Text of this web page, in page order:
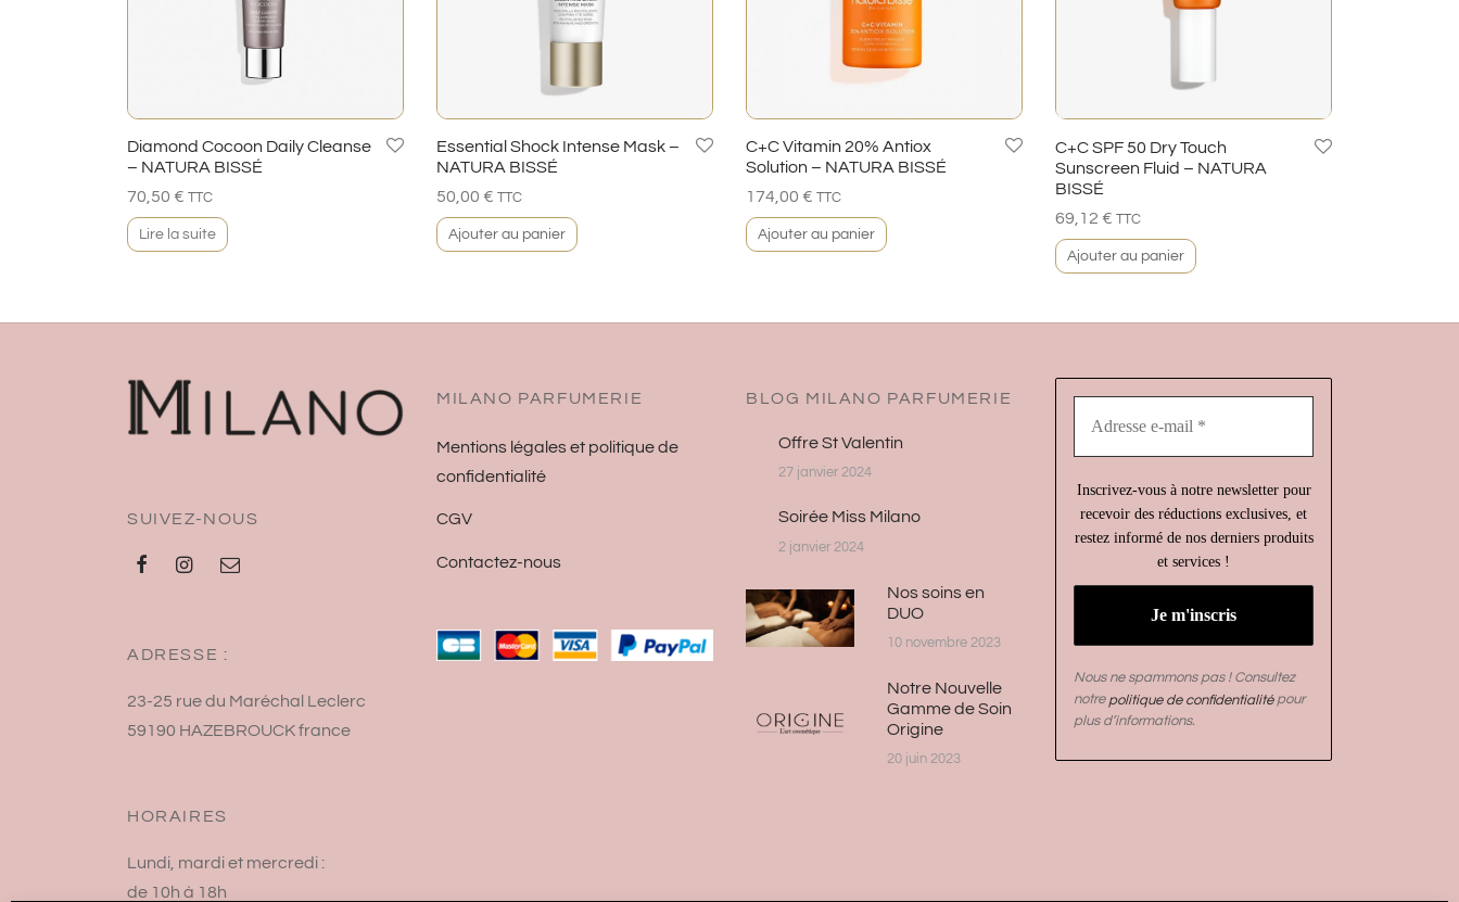
Diamond Cocoon Daily Cleanse
– NATURA BISSÉ
70,50 € TTC
Lire la suite
Essential Shock Intense Mask –
NATURA BISSÉ
50,00 € TTC
Ajouter au panier
C+C Vitamin 20% Antiox
Solution – NATURA BISSÉ
174,00 € TTC
Ajouter au panier
C+C SPF 50 Dry Touch
Sunscreen Fluid – NATURA
BISSÉ
69,12 € TTC
Ajouter au panier
SUIVEZ-NOUS
ADRESSE :
23-25 rue du Maréchal Leclerc
59190 HAZEBROUCK france
HORAIRES
Lundi, mardi et mercredi :
de 10h à 18h
MILANO PARFUMERIE
Mentions légales et politique de
confidentialité
CGV
Contactez-nous
BLOG MILANO PARFUMERIE
Offre St Valentin
27 janvier 2024
Soirée Miss Milano
2 janvier 2024
Nos soins en
DUO
10 novembre 2023
Notre Nouvelle
Gamme de Soin
Origine
20 juin 2023
Inscrivez-vous à notre newsletter pour
recevoir des réductions exclusives, et
restez informé de nos derniers produits
et services !
Nous ne spammons pas ! Consultez
notre politique de confidentialitépour
plus d’informations.